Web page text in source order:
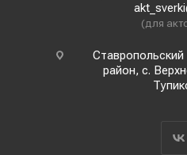
(для
район, с.